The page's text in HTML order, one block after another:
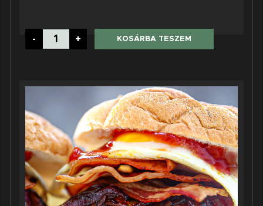
-
mennyiség
+ KOSÁRBA TESZEM